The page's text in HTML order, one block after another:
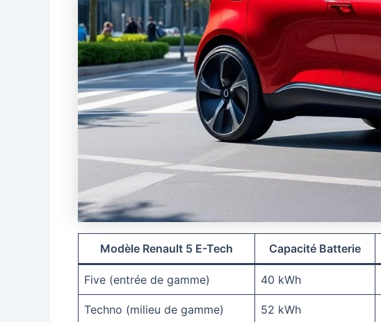
Modèle Renault 5 E-Tech Capacité Batterie
Five (entrée de gamme) 40 kWh
Techno (milieu de gamme) 52 kWh